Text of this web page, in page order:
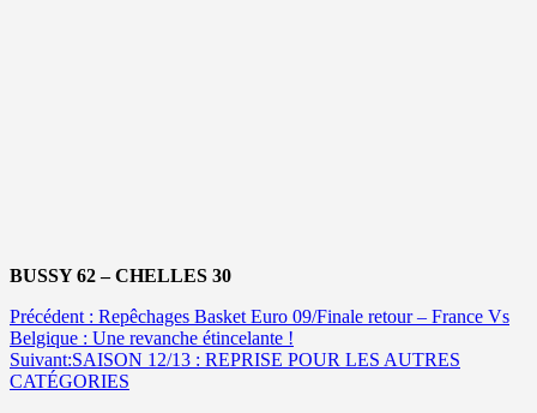
BUSSY 62 – CHELLES 30
Navigation
d’article
Précédent : Repêchages Basket Euro 09/Finale retour – France Vs
Belgique : Une revanche étincelante !
Suivant:SAISON 12/13 : REPRISE POUR LES AUTRES
CATÉGORIES